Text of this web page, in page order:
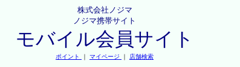
株式会社ノジマ
ノジマ携帯サイト
モバイル会員サイト
ポイント ｜ マイページ ｜ 店舗検索